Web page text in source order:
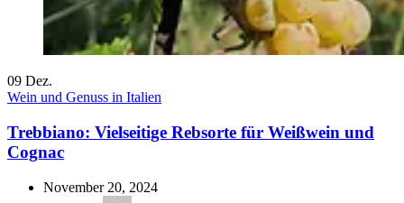
09 Dez.
Wein und Genuss in Italien
Trebbiano: Vielseitige Rebsorte für Weißwein und
Cognac
November 20, 2024